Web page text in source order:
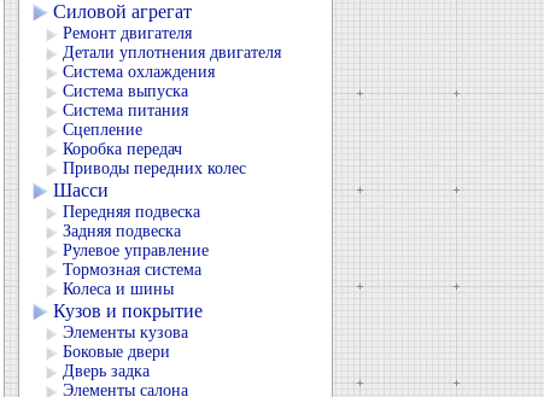
Силовой агрегат
Ремонт двигателя
Детали уплотнения двигателя
Система охлаждения
Система выпуска
Система питания
Сцепление
Коробка передач
Приводы передних колес
Шасси
Передняя подвеска
Задняя подвеска
Рулевое управление
Тормозная система
Колеса и шины
Кузов и покрытие
Элементы кузова
Боковые двери
Дверь задка
Элементы салона